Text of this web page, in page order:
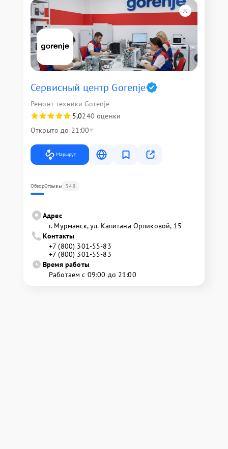
Сервисный центр Gorenje
Ремонт техники Gorenje
5,0240 оценки
Открыто до 21:00
Маршрут
ОбзорОтзывы 348
Адрес
г. Мурманск, ул. Капитана Орликовой, 15
Контакты
+7 (800) 301-55-83
+7 (800) 301-55-83
Время работы
Работаем с 09:00 до 21:00